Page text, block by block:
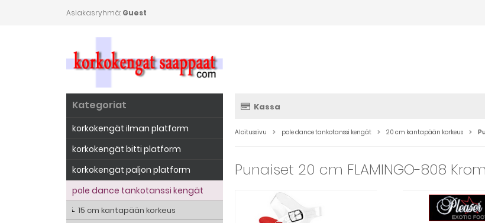
Asiakasryhmä: Guest
Kassa
Aloitussivu pole dance tankotanssi kengät 20 cm kantapään korkeus
Punaiset 20 cm FLAMINGO-808
Kategoriat
korkokengät ilman platform
korkokengät bitti platform
korkokengät paljon platform
pole dance tankotanssi kengät
15 cm kantapään korkeus